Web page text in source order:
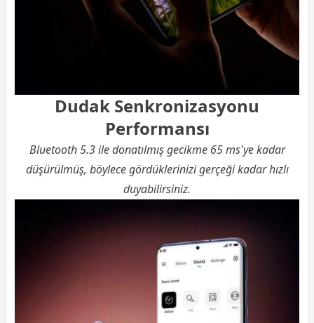
Dudak Senkronizasyonu
Performansı
Bluetooth 5.3 ile donatılmış gecikme 65 ms'ye kadar
düşürülmüş, böylece gördüklerinizi gerçeği kadar hızlı
duyabilirsiniz.